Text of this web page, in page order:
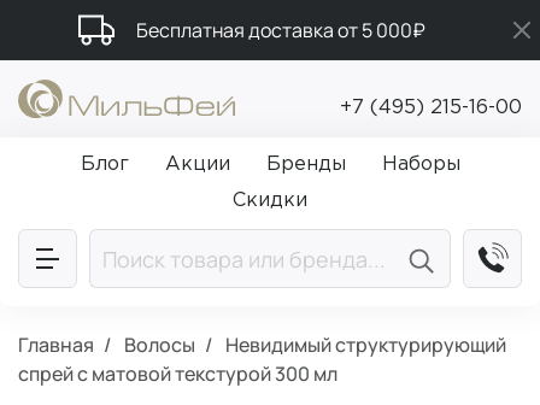
Бесплатная доставка от 5 000₽
Подарки в каждый заказ от 5 000₽
Промокод ПРИВЕТ
+7 (495) 215-16-00
Блог Акции Бренды
Наборы
Скидки
Главная Волосы
Невидимый структурирующий
спрей с матовой текстурой 300 мл